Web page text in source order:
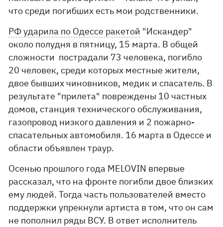
что среди погибших есть мои родственники.
РФ ударила по Одессе ракетой "Искандер"
около полудня в пятницу, 15 марта. В общей
сложности пострадали 73 человека, погибло
20 человек, среди которых местные жители,
двое бывших чиновников, медик и спасатель. В
результате "прилета" повреждены 10 частных
домов, станция технического обслуживания,
газопровод низкого давления и 2 пожарно-
спасательных автомобиля. 16 марта в Одессе и
области объявлен траур.
Осенью прошлого года MELOVIN впервые
рассказал, что на фронте погибли двое близких
ему людей. Тогда часть пользователей вместо
поддержки упрекнули артиста в том, что он сам
не пополнил ряды ВСУ. В ответ исполнитель